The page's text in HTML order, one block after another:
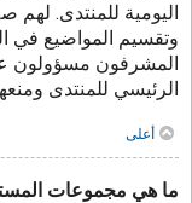
اليومية للمنتدى. لهم
وتقسيم المواضيع في
المشرفون مسؤولون
الرئيسي للمنتدى
أعلى
ما هي مجموعات